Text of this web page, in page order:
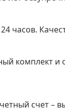
часов.
комплект
счет –